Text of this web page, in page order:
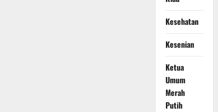
Kesehatan
Kesenian
Ketua
Umum
Merah
Putih